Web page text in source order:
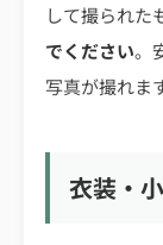
して撮られた
でください。
写真が撮れま
衣装・